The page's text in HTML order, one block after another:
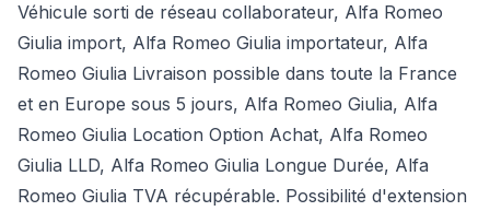
Véhicule sorti de réseau collaborateur, Alfa Romeo
Giulia import, Alfa Romeo Giulia importateur, Alfa
Romeo Giulia Livraison possible dans toute la France
et en Europe sous 5 jours, Alfa Romeo Giulia, Alfa
Romeo Giulia Location Option Achat, Alfa Romeo
Giulia LLD, Alfa Romeo Giulia Longue Durée, Alfa
Romeo Giulia TVA récupérable. Possibilité d'extension